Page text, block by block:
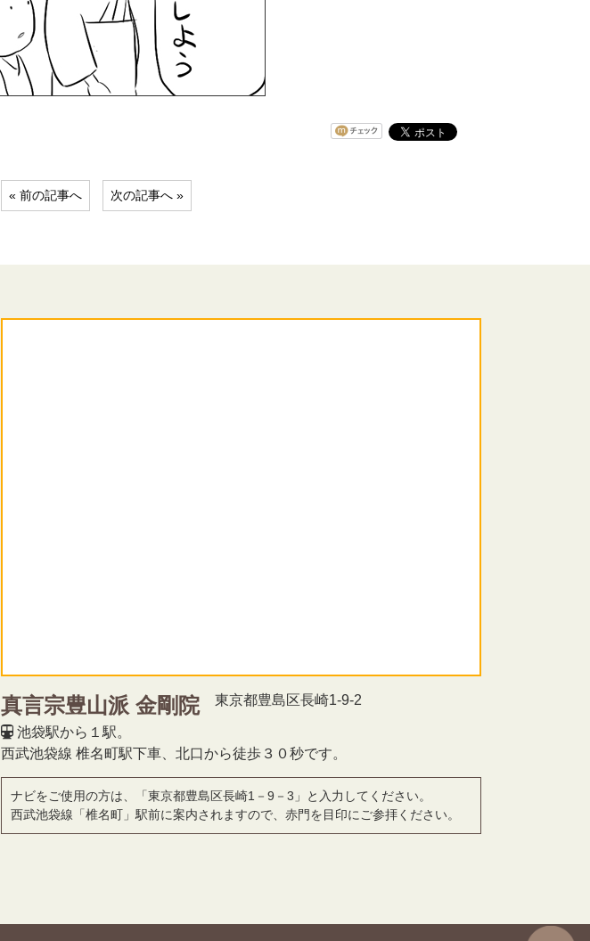
« 前の記事へ 次の記事へ »
真言宗豊山派 金剛院 東京都豊島区長崎1-9-2
池袋駅から１駅。
西武池袋線 椎名町駅下車、北口から徒歩３０秒です。
ナビをご使用の方は、「東京都豊島区長崎1－9－3」と入力してください。
西武池袋線「椎名町」駅前に案内されますので、赤門を目印にご参拝ください。